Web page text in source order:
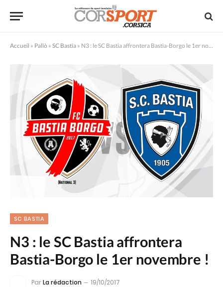
Accueil » Pallò » SC Bastia » N3 : le SC Bastia affrontera Bastia-Borgo le 1er novembre !
SC BASTIA
N3 : le SC Bastia affrontera
Bastia-Borgo le 1er novembre !
ParLa rédaction 19/10/2017